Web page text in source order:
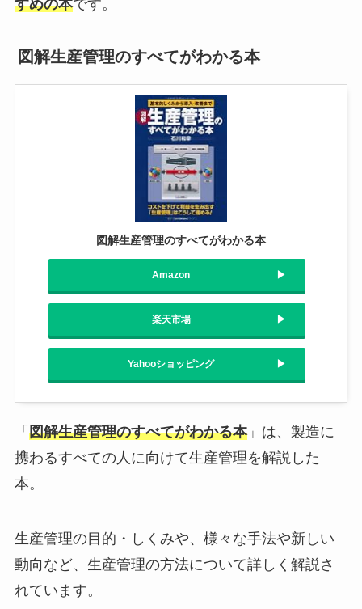
すめの本です。
図解生産管理のすべてがわかる本
図解生産管理のすべてがわかる本
Amazon
楽天市場
Yahooショッピング
「 図解生産管理のすべてがわかる本」は、製造に
携わるすべての人に向けて生産管理を解説した
本。
生産管理の目的・しくみや、様々な手法や新しい
動向など、生産管理の方法について詳しく解説さ
れています。